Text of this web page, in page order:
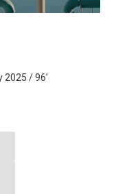
2025 / 96’